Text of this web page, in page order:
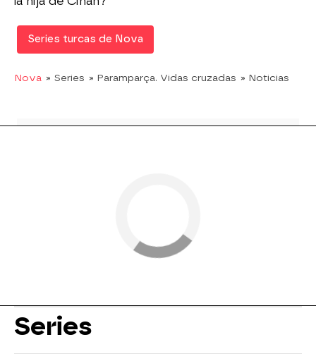
Series turcas de Nova
Nova » Series » Paramparça. Vidas cruzadas » Noticias
Series